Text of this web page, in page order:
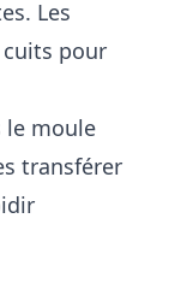
Les
pour
le moule
transférer